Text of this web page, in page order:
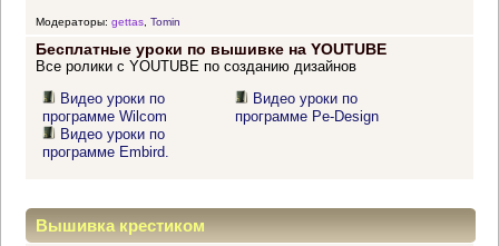
Модераторы: gettas, Tomin
Бесплатные уроки по вышивке на YOUTUBE
Все ролики с YOUTUBE по созданию дизайнов
Видео уроки по
программе Wilcom
Видео уроки по
программе Embird.
Видео уроки по
программе Pe-Design
Вышивка крестиком